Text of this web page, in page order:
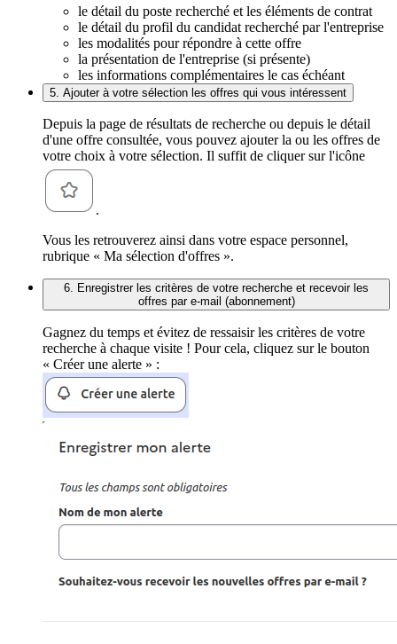
le détail du poste recherché et les éléments de contrat
le détail du profil du candidat recherché par l'entreprise
les modalités pour répondre à cette offre
la présentation de l'entreprise (si présente)
les informations complémentaires le cas échéant
5. Ajouter à votre sélection les offres qui vous intéressent
Depuis la page de résultats de recherche ou depuis le détail
d'une offre consultée, vous pouvez ajouter la ou les offres de
votre choix à votre sélection. Il suffit de cliquer sur l'icône
.
Vous les retrouverez ainsi dans votre espace personnel,
rubrique « Ma sélection d'offres ».
6. Enregistrer les critères de votre recherche et recevoir les
offres par e-mail (abonnement)
Gagnez du temps et évitez de ressaisir les critères de votre
recherche à chaque visite ! Pour cela, cliquez sur le bouton
« Créer une alerte » :